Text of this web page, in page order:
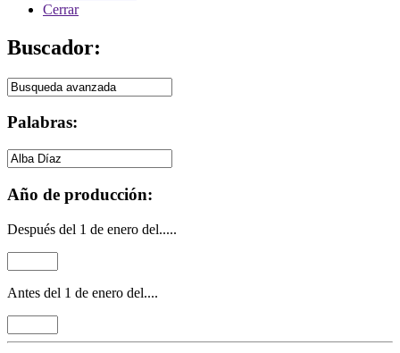
Cerrar
Buscador:
Palabras:
Año de producción:
Después del 1 de enero del.....
Antes del 1 de enero del....